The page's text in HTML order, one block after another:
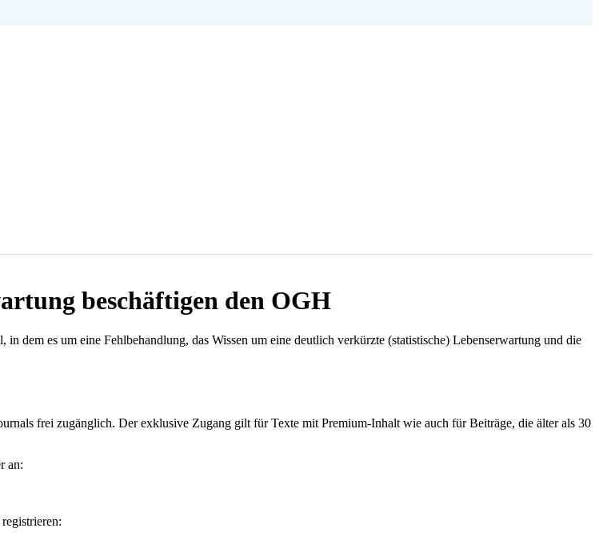
beschäftigen den OGH
dem es um eine Fehlbehandlung, das Wissen um eine deutlich verkürzte (statistische) Lebenserwartung und die
frei zugänglich. Der exklusive Zugang gilt für Texte mit Premium-Inhalt wie auch für Beiträge, die älter als 30
an: